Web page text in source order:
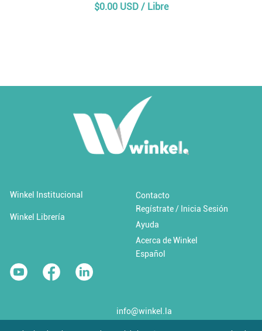
$0.00 USD / Libre
Cambio climático y desastres
$0.00 USD / Libre
info@winkel.la
Winkel Institucional
Winkel Librería
Contacto
Regístrate / Inicia Sesión
Ayuda
Acerca de Winkel
Español